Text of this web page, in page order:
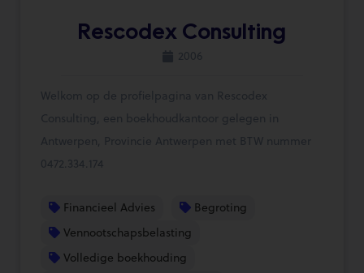
Rescodex Consulting
2006
Welkom op de profielpagina van Rescodex
Consulting, een boekhoudkantoor gelegen in
Antwerpen, Provincie Antwerpen met BTW nummer
0472.334.174
Financieel Advies
Begroting
Vennootschapsbelasting
Volledige boekhouding